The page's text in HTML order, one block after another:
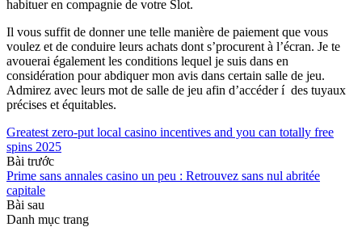
habituer en compagnie de votre Slot.
Il vous suffit de donner une telle manière de paiement que vous
voulez et de conduire leurs achats dont s’procurent à l’écran. Je te
avouerai également les conditions lequel je suis dans en
considération pour abdiquer mon avis dans certain salle de jeu.
Admirez avec leurs mot de salle de jeu afin d’accéder í des tuyaux
précises et équitables.
Greatest zero-put local casino incentives and you can totally free
spins 2025
Bài trước
Prime sans annales casino un peu : Retrouvez sans nul abritée
capitale
Bài sau
Danh mục trang